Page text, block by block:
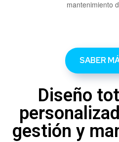
mantenimiento
SABER
Diseño
gestión y